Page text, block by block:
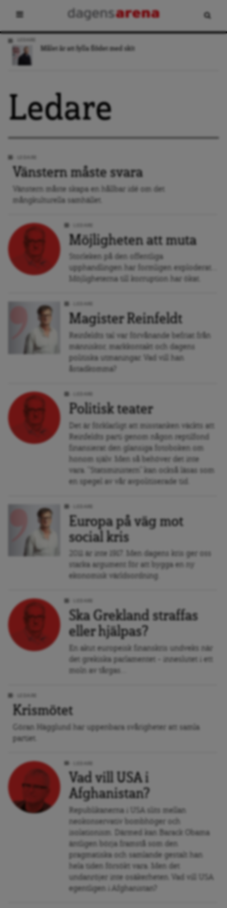
Målet är att fylla flödet med skit
Ledare
Vänstern måste svara
Vänstern måste skapa en hållbar idé om det
mångkulturella samhället.
Möjligheten att muta
Storleken på den offentliga
upphandlingen har formligen exploderat...
Möjligheterna till korruption har ökat.
Magister Reinfeldt
Reinfeldts tal var förvånande befriat från
människor, markkontakt och dagens
politiska utmaningar. Vad vill han
åstadkomma?
Politisk teater
Det är förklarligt att misstanken väckts att
Reinfeldts parti genom någon reptilfond
finansierat den glansiga fotoboken om
honom själv. Men så behöver det inte
vara. ”Statsministern” kan också läsas som
en spegel av vår avpolitiserade tid.
Europa på väg mot
social kris
2011 är inte 1917. Men dagens kris ger oss
starka argument för att bygga en ny
ekonomisk världsordning.
Ska Grekland straffas
eller hjälpas?
En akut europeisk finanskris undveks när
det grekiska parlamentet – inneslutet i ett
moln av tårgas...
Krismötet
Göran Hägglund har uppenbara svårigheter att samla
partiet.
Vad vill USA i
Afghanistan?
Republikanerna i USA slits mellan
neokonservativ bombhöger och
isolationism. Därmed kan Barack Obama
äntligen börja framstå som den
pragmatiska och samlande gestalt han
hela tiden försökt vara. Men det
undanröjer inte osäkerheten. Vad vill USA
egentligen i Afghanistan?